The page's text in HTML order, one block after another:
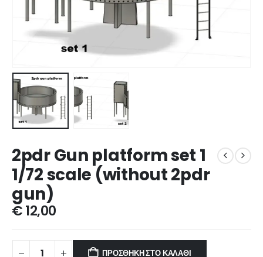
2pdr Gun platform set 1
1/72 scale (without 2pdr
gun)
€12,00
ΠΡΟΣΘΉΚΗ ΣΤΟ ΚΑΛΆΘΙ